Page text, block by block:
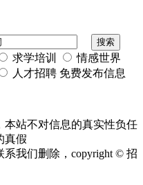
求学培训
情感世界
人才招聘 免费发布信息
站不对信息的真实性负任
真假
我们删除，copyright © 招